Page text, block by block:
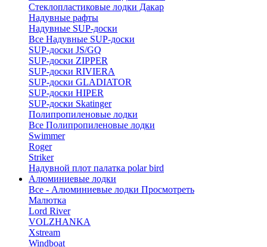
Стеклопластиковые лодки Дакар
Надувные рафты
Надувные SUP-доски
Все Надувные SUP-доски
SUP-доски JS/GQ
SUP-доски ZIPPER
SUP-доски RIVIERA
SUP-доски GLADIATOR
SUP-доски HIPER
SUP-доски Skatinger
Полипропиленовые лодки
Все Полипропиленовые лодки
Swimmer
Roger
Striker
Надувной плот палатка polar bird
Алюминиевые лодки
Все - Алюминиевые лодки Просмотреть
Малютка
Lord River
VOLZHANKA
Xstream
Windboat